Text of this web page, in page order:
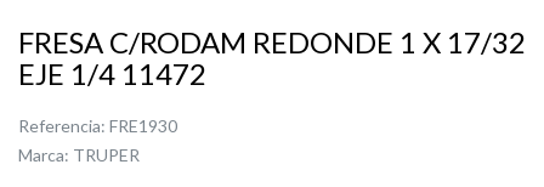
FRESA C/RODAM REDONDE 1 X 17/32
EJE 1/4 11472
Referencia: FRE1930
Marca: TRUPER